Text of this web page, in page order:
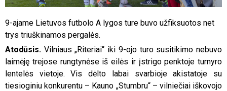
9-ajame Lietuvos futbolo A lygos ture buvo užfiksuotos net
trys triuškinamos pergalės.
Atodūsis. Vilniaus „Riteriai“ iki 9-ojo turo susitikimo nebuvo
laimėję trejose rungtynėse iš eilės ir įstrigo penktoje turnyro
lentelės vietoje. Vis dėlto labai svarbioje akistatoje su
tiesioginiu konkurentu – Kauno „Stumbru“ – vilniečiai iškovojo